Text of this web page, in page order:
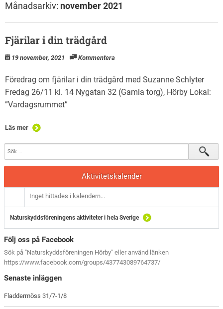
Månadsarkiv: november 2021
Fjärilar i din trädgård
19 november, 2021 Kommentera
Föredrag om fjärilar i din trädgård med Suzanne Schlyter
Fredag 26/11 kl. 14 Nygatan 32 (Gamla torg), Hörby Lokal:
”Vardagsrummet”
Läs mer
Aktivitetskalender
Inget hittades i kalendern...
Naturskyddsföreningens aktiviteter i hela Sverige
Följ oss på Facebook
Sök på "Naturskyddsföreningen Hörby" eller använd länken
https://www.facebook.com/groups/437743089764737/
Senaste inläggen
Fladdermöss 31/7-1/8